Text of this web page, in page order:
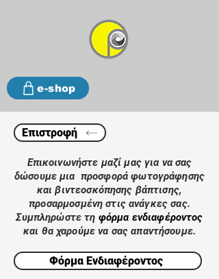
e-shop
Επιστροφή
Επικοινωνήστε μαζί μας για να σας
δώσουμε μια προσφορά φωτογράφησης
και βιντεοσκόπησης βάπτισης,
προσαρμοσμένη στις ανάγκες σας.
Συμπληρώστε τη φόρμα ενδιαφέροντος
και θα χαρούμε να σας απαντήσουμε.
Φόρμα Ενδιαφέροντος